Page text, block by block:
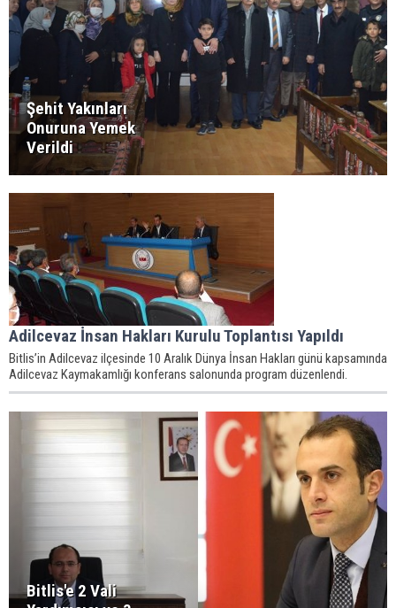
Şehit Yakınları
Onuruna Yemek
Verildi
Adilcevaz İnsan Hakları Kurulu Toplantısı Yapıldı
Bitlis’in Adilcevaz ilçesinde 10 Aralık Dünya İnsan Hakları günü kapsamında
Adilcevaz Kaymakamlığı konferans salonunda program düzenlendi.
Bitlis'e 2 Vali